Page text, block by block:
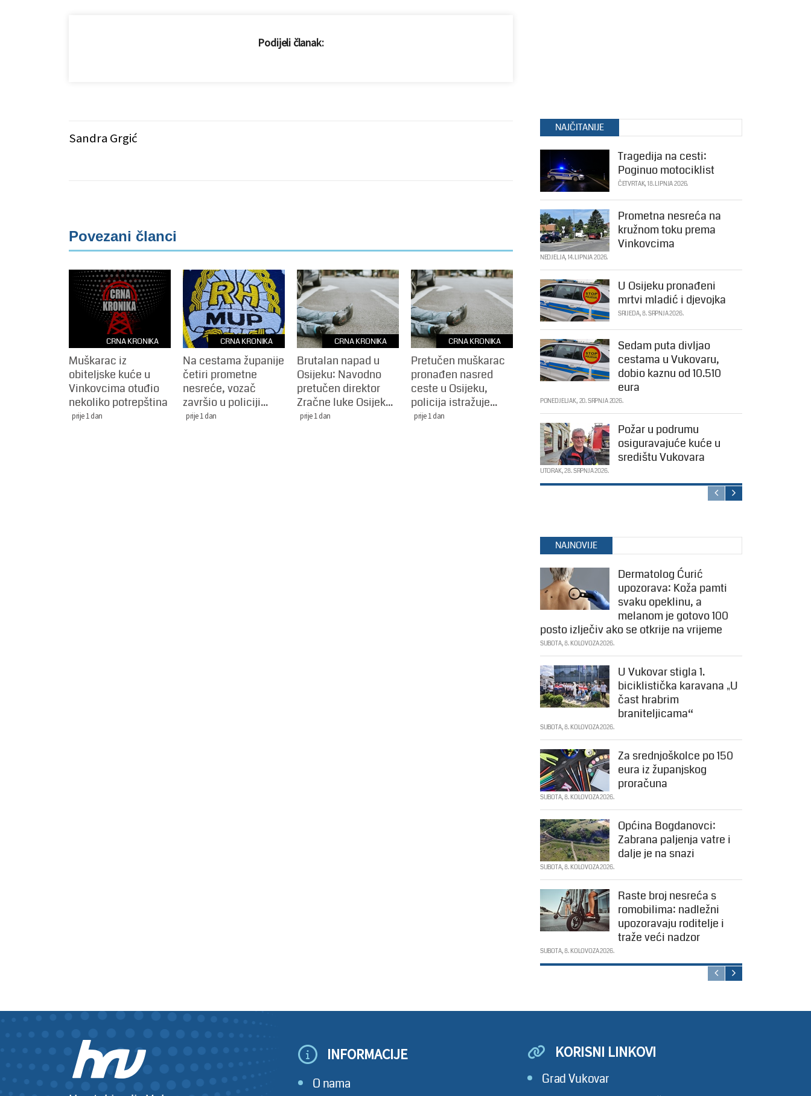
Podijeli članak:
Sandra Grgić
Povezani članci
CRNA KRONIKA
Muškarac iz
obiteljske kuće u
Vinkovcima otuđio
nekoliko potrepština
prije 1 dan
CRNA KRONIKA
Na cestama županije
četiri prometne
nesreće, vozač
završio u policiji...
prije 1 dan
CRNA KRONIKA
Brutalan napad u
Osijeku: Navodno
pretučen direktor
Zračne luke Osijek...
prije 1 dan
CRNA KRONIKA
Pretučen muškarac
pronađen nasred
ceste u Osijeku,
policija istražuje...
prije 1 dan
NAJČITANIJE
Tragedija na cesti:
Poginuo motociklist
ČETVRTAK, 18. LIPNJA 2026.
Prometna nesreća na
kružnom toku prema
Vinkovcima
NEDJELJA, 14. LIPNJA 2026.
U Osijeku pronađeni
mrtvi mladić i djevojka
SRIJEDA, 8. SRPNJA 2026.
Sedam puta divljao
cestama u Vukovaru,
dobio kaznu od 10.510
eura
PONEDJELJAK, 20. SRPNJA 2026.
Požar u podrumu
osiguravajuće kuće u
središtu Vukovara
UTORAK, 28. SRPNJA 2026.
NAJNOVIJE
Dermatolog Ćurić
upozorava: Koža pamti
svaku opeklinu, a
melanom je gotovo 100
posto izlječiv ako se otkrije na vrijeme
SUBOTA, 8. KOLOVOZA 2026.
U Vukovar stigla 1.
biciklistička karavana „U
čast hrabrim
braniteljicama“
SUBOTA, 8. KOLOVOZA 2026.
Za srednjoškolce po 150
eura iz županjskog
proračuna
SUBOTA, 8. KOLOVOZA 2026.
Općina Bogdanovci:
Zabrana paljenja vatre i
dalje je na snazi
SUBOTA, 8. KOLOVOZA 2026.
Raste broj nesreća s
romobilima: nadležni
upozoravaju roditelje i
traže veći nadzor
SUBOTA, 8. KOLOVOZA 2026.
INFORMACIJE
O nama
KORISNI LINKOVI
Grad Vukovar